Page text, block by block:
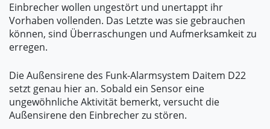
Einbrecher wollen ungestört und unertappt ihr
Vorhaben vollenden. Das Letzte was sie gebrauchen
können, sind Überraschungen und Aufmerksamkeit zu
erregen.
Die Außensirene des Funk-Alarmsystem Daitem D22
setzt genau hier an. Sobald ein Sensor eine
ungewöhnliche Aktivität bemerkt, versucht die
Außensirene den Einbrecher zu stören.